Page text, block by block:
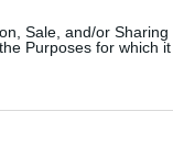
Sale, and/or Sharing
Purposes for which it